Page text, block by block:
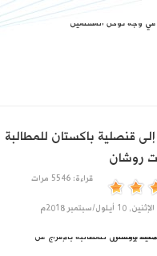
قنصلية باكستان للمطالبة
روشان
قراءة: 5546 مرات
الإثنين, 10 أيلول/سبتمبر 2018م